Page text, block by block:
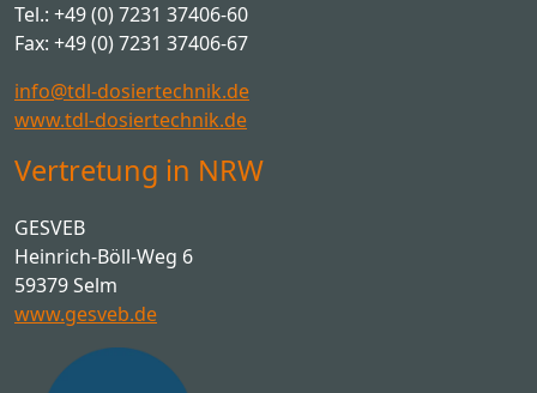
Tel.: +49 (0) 7231 37406-60
Fax: +49 (0) 7231 37406-67
info@tdl-dosiertechnik.de
www.tdl-dosiertechnik.de
Vertretung in NRW
GESVEB
Heinrich-Böll-Weg 6
59379 Selm
www.gesveb.de